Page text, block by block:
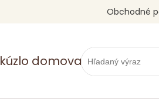
domova
Obchodné